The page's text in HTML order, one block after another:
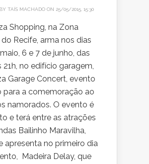
TAÍS MACHADO ON 25/05/2015, 15:30
Shopping, na Zona
do Recife, arma nos dias
6 e 7 de junho, das
21h, no edifício garagem,
Garage Concert, evento
para a comemoração ao
namorados. O evento é
e terá entre as atrações
Bailinho Maravilha,
apresenta no primeiro dia
Madeira Delay, que